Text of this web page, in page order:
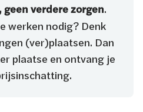
geen verdere zorgen.
werken nodig? Denk
(ver)plaatsen. Dan
plaatse en ontvang je